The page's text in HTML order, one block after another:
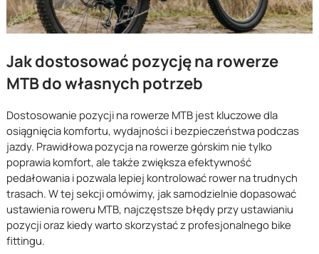
Jak dostosować pozycję na rowerze
MTB do własnych potrzeb
Dostosowanie pozycji na rowerze MTB jest kluczowe dla
osiągnięcia komfortu, wydajności i bezpieczeństwa podczas
jazdy. Prawidłowa pozycja na rowerze górskim nie tylko
poprawia komfort, ale także zwiększa efektywność
pedałowania i pozwala lepiej kontrolować rower na trudnych
trasach. W tej sekcji omówimy, jak samodzielnie dopasować
ustawienia roweru MTB, najczęstsze błędy przy ustawianiu
pozycji oraz kiedy warto skorzystać z profesjonalnego bike
fittingu.